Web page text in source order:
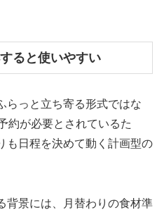
ると使いやすい
らっと立ち寄る形式ではな
約が必要とされているた
も日程を決めて動く計画型の
背景には、月替わりの食材準